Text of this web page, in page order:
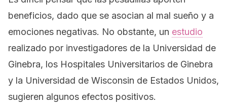
beneficios, dado que se asocian al mal sueño y a
emociones negativas. No obstante, un estudio
realizado por investigadores de la Universidad de
Ginebra, los Hospitales Universitarios de Ginebra
y la Universidad de Wisconsin de Estados Unidos,
sugieren algunos efectos positivos.